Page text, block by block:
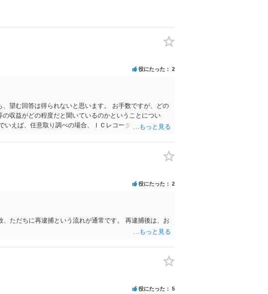
役にたった 2
望む回答は得られないと思います。 お手数ですが、どの
収益がどの程度だと聞いているのかということについ
えば、任意取り調べの場合、ＩＣレコーダーを持参して
役にたった 2
ただちに再逮捕という流れが通常です。 再逮捕後は、お
役にたった 5